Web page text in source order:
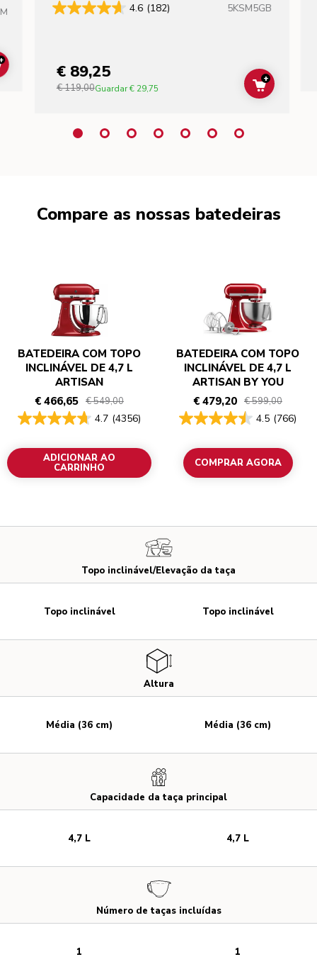
ADD TO CART
4.6 (182) 5KSM5GB
€ 89,25
€ 119,00Guardar€ 29,75 ADD TO
+
Compare as nossas batedeiras
BATEDEIRA COM TOPO
INCLINÁVEL DE 4,7 L
ARTISAN
€ 466,65 € 549,00
4.7 (4356)
ADICIONAR AO
CARRINHO
BATEDEIRA COM TOPO
INCLINÁVEL DE 4,7 L
ARTISAN BY YOU
€ 479,20 € 599,00
4.5 (766)
COMPRAR AGORA
Topo inclinável/Elevação da taça
Altura
Capacidade da taça principal
Número de taças incluídas
Topo inclinável
Média (36 cm)
4,7 L
1
Topo inclinável
Média (36 cm)
4,7 L
1